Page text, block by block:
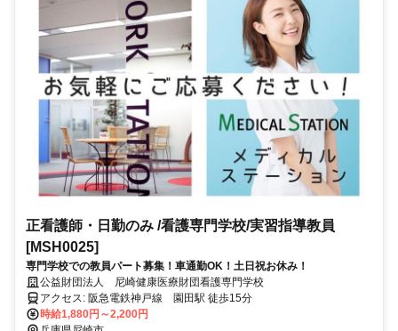
正看護師・日勤のみ /看護専門学校/実習指導教員
[MSH0025]
専門学校での教員パート募集！車通勤OK！土日祝お休み！
公益財団法人 尼崎健康医療財団看護専門学校
アクセス: 阪急電鉄神戸線 園田駅 徒歩15分
時給1,880円～2,200円